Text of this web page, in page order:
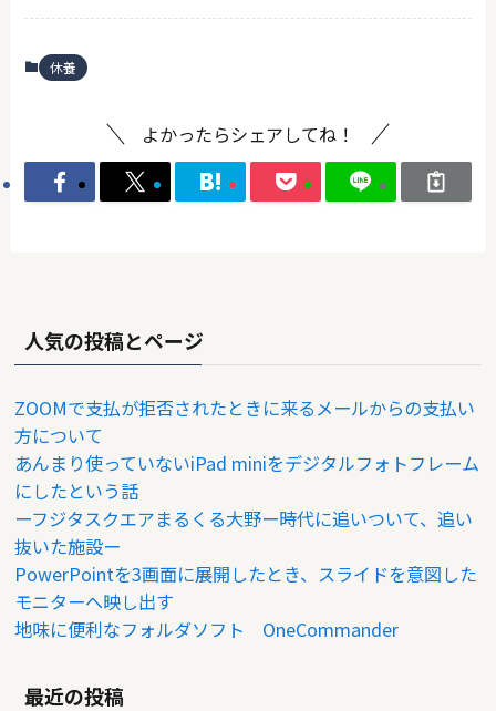
休養
よかったらシェアしてね！
人気の投稿とページ
ZOOMで支払が拒否されたときに来るメールからの支払い
方について
あんまり使っていないiPad miniをデジタルフォトフレーム
にしたという話
ーフジタスクエアまるくる大野ー時代に追いついて、追い
抜いた施設ー
PowerPointを3画面に展開したとき、スライドを意図した
モニターへ映し出す
地味に便利なフォルダソフト OneCommander
最近の投稿